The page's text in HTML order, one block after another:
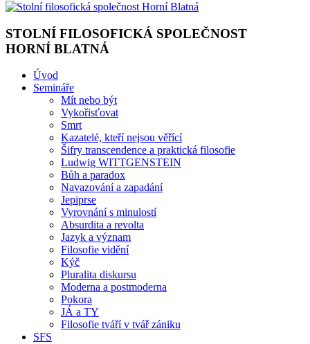
STOLNÍ FILOSOFICKÁ SPOLEČNOST
HORNÍ BLATNÁ
Úvod
Semináře
Mít nebo být
Vykořisťovat
Smrt
Kazatelé, kteří nejsou věřící
Šifry transcendence a praktická filosofie
Ludwig WITTGENSTEIN
Bůh a paradox
Navazování a zapadání
Jepiprse
Vyrovnání s minulostí
Absurdita a revolta
Jazyk a význam
Filosofie vidění
Kýč
Pluralita diskursu
Moderna a postmoderna
Pokora
JÁ a TY
Filosofie tváří v tvář zániku
SFS